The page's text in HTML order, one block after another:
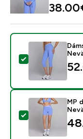
Vybrať tento
Vybrať tento
MP